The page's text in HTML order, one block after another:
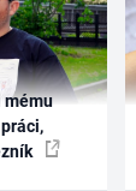
mému